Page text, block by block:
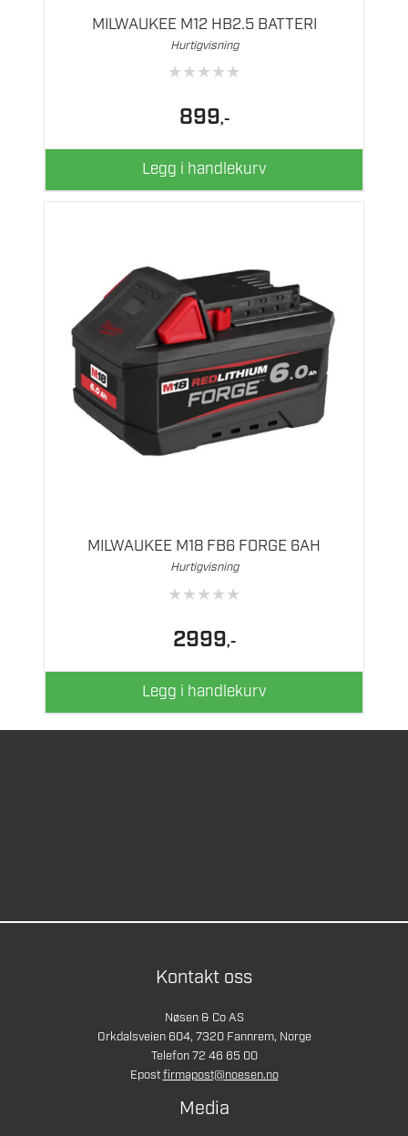
MILWAUKEE M12 HB2.5 BATTERI
Hurtigvisning
★★★★★
899,-
Legg i handlekurv
MILWAUKEE M18 FB6 FORGE 6AH
Hurtigvisning
★★★★★
2999,-
Legg i handlekurv
Kontakt oss
Nøsen & Co AS
Orkdalsveien 604, 7320 Fannrem, Norge
Telefon 72 46 65 00
Epostfirmapost@noesen.no
Media